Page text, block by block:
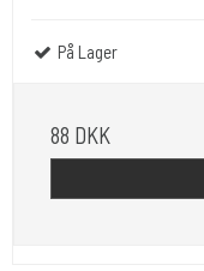
På Lager
88 DKK